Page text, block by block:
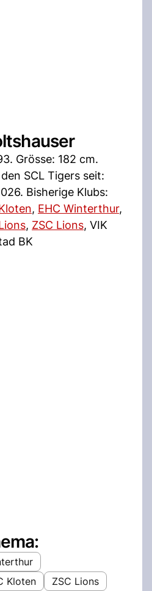
Grösse: 182 cm.
SCL Tigers seit:
Bisherige Klubs:
, EHC Winterthur,
, ZSC Lions, VIK
BK
Kloten ZSC Lions